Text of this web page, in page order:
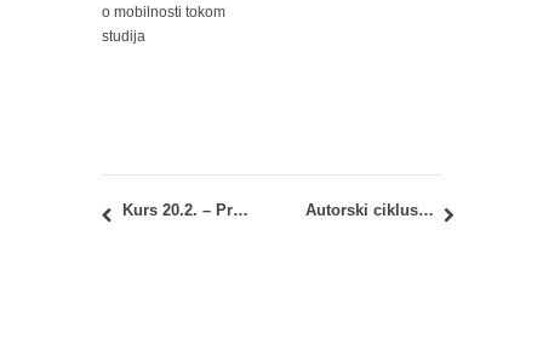
o mobilnosti tokom
studija
Kurs 20.2. – Proces projektovanja: Odloženo predavanje Autorski ciklus predavanja: Zaštita, revitalizacija i prezentacija srednjovekovnih utvrđenih gradova u Srbiji